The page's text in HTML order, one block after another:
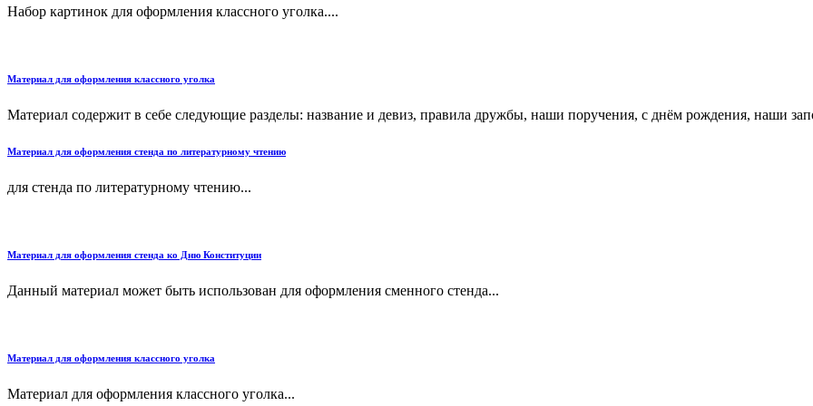
Набор картинок для оформления классного уголка....
Материал для оформления классного уголка
Материал содержит в себе следующие разделы: название и девиз, правила дружбы, наши поручения, с днём рождения, наши
Материал для оформления стенда по литературному чтению
для стенда по литературному чтению...
Материал для оформления стенда ко Дню Конституции
Данный материал может быть использован для оформления сменного стенда...
Материал для оформления классного уголка
Материал для оформления классного уголка...